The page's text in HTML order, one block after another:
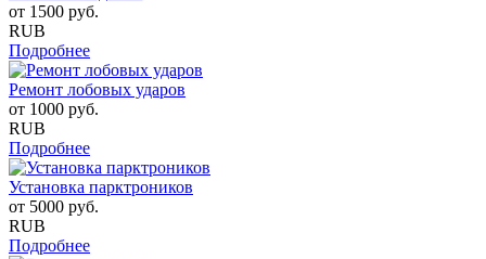
от 1500 руб.
RUB
Подробнее
Ремонт лобовых ударов
от 1000 руб.
RUB
Подробнее
Установка парктроников
от 5000 руб.
RUB
Подробнее